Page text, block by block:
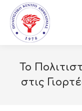
Το
στις